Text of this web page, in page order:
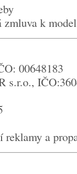
k
00648183
s.r.o.,
reklamy a